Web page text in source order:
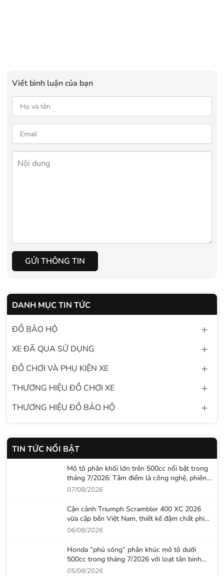
Viết bình luận của bạn
GỬI THÔNG TIN
DANH MỤC TIN TỨC
ĐỒ BẢO HỘ
XE ĐÃ QUA SỬ DỤNG
ĐỒ CHƠI VÀ PHỤ KIỆN XE
THƯƠNG HIỆU ĐỒ CHƠI XE
THƯƠNG HIỆU ĐỒ BẢO HỘ
TIN TỨC NỔI BẬT
Mô tô phân khối lớn trên 500cc nổi bật trong
tháng 7/2026: Tâm điểm là công nghệ, phiên
bản giới hạn và những cấu hình “đỉnh”
07/08/2026
Cận cảnh Triumph Scrambler 400 XC 2026
vừa cập bến Việt Nam, thiết kế đậm chất phiêu
lưu cùng mức giá dễ tiếp cận
06/08/2026
Honda “phủ sóng” phân khúc mô tô dưới
500cc trong tháng 7/2026 với loạt tân binh
đáng chú ý
05/08/2026